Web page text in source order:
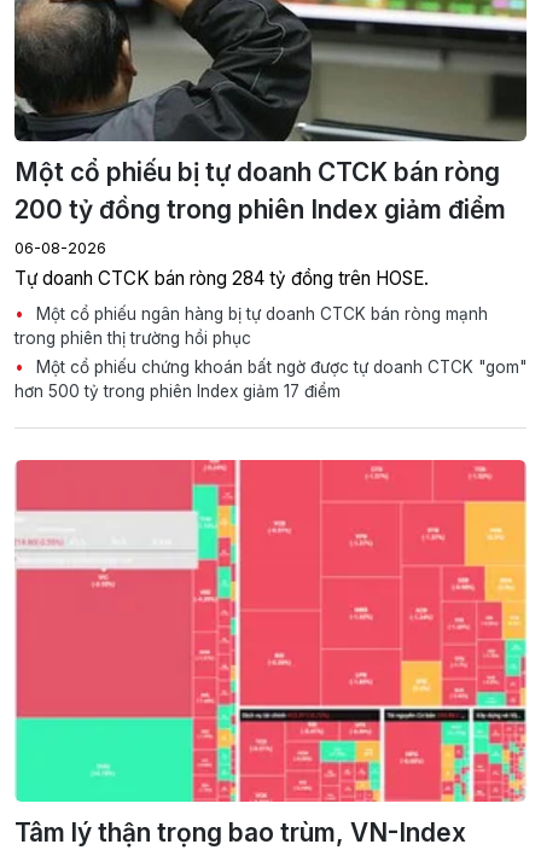
Một cổ phiếu bị tự doanh CTCK bán ròng
200 tỷ đồng trong phiên Index giảm điểm
06-08-2026
Tự doanh CTCK bán ròng 284 tỷ đồng trên HOSE.
Một cổ phiếu ngân hàng bị tự doanh CTCK bán ròng mạnh
trong phiên thị trường hồi phục
Một cổ phiếu chứng khoán bất ngờ được tự doanh CTCK "gom"
hơn 500 tỷ trong phiên Index giảm 17 điểm
Tâm lý thận trọng bao trùm, VN-Index